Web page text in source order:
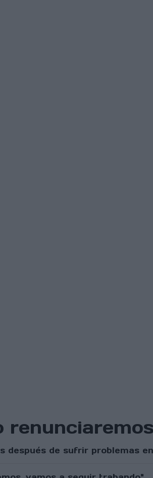
después de sufrir problemas